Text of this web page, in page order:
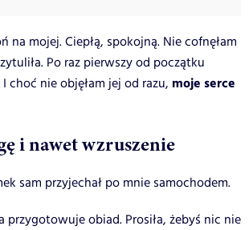
na mojej. Ciepłą, spokojną. Nie cofnęłam
Po raz pierwszy od początku
choć nie objęłam jej od razu, moje serce
i nawet wzruszenie
sam przyjechał po mnie samochodem.
przygotowuje obiad. Prosiła, żebyś nic nie